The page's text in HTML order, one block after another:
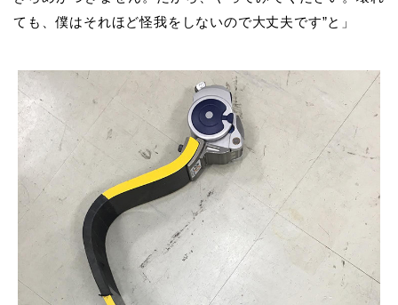
ても、僕はそれほど怪我をしないので大丈夫です”と」